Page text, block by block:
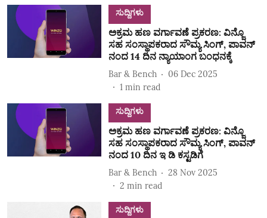
ಸುದ್ದಿಗಳು
ಅಕ್ರಮ ಹಣ ವರ್ಗಾವಣೆ ಪ್ರಕರಣ: ವಿನ್ಜೊ
ಸಹ ಸಂಸ್ಥಾಪಕರಾದ ಸೌಮ್ಯ ಸಿಂಗ್‌, ಪಾವನ್‌
ನಂದ 14 ದಿನ ನ್ಯಾಯಾಂಗ ಬಂಧನಕ್ಕೆ
Bar & Bench
06 Dec 2025
1 min read
ಸುದ್ದಿಗಳು
ಅಕ್ರಮ ಹಣ ವರ್ಗಾವಣೆ ಪ್ರಕರಣ: ವಿನ್ಜೊ
ಸಹ ಸಂಸ್ಥಾಪಕರಾದ ಸೌಮ್ಯ ಸಿಂಗ್‌, ಪಾವನ್‌
ನಂದ 10 ದಿನ ಇ ಡಿ ಕಸ್ಟಡಿಗೆ
Bar & Bench
28 Nov 2025
2 min read
ಸುದ್ದಿಗಳು